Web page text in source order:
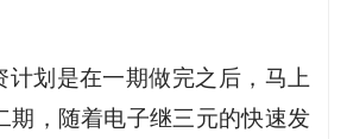
计划是在一期做完之后，马上
期，随着电子继三元的快速发